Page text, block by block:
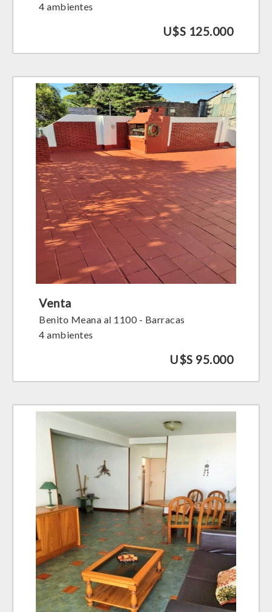
4 ambientes
U$S 125.000
Venta
Benito Meana al 1100 - Barracas
4 ambientes
U$S 95.000